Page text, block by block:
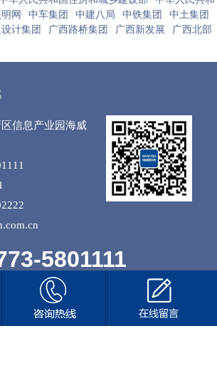
信息产业园海威
5801111
林海威科技股份有限公司 版权所有 备案号：
号
桂ICP备12001381号